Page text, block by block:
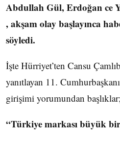
Abdullah Gül, Erdoğan ce
, akşam olay başlayınca
söyledi.
İşte Hürriyet’ten Cansu
yanıtlayan 11.
girişimi yorumundan başlıklar;
“Türkiye markası büyük